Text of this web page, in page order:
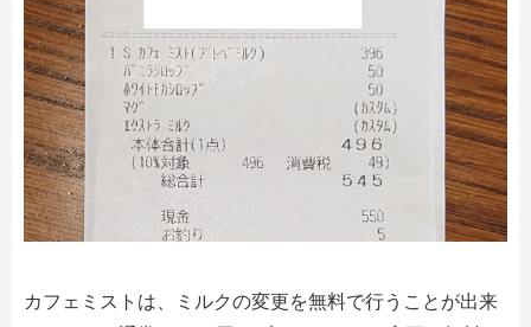
カフェミストは、ミルクの変更を無料で行うことが出来